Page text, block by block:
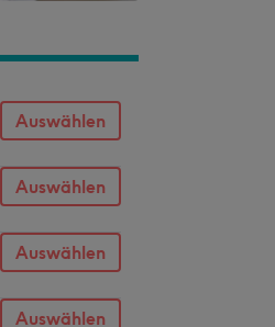
Auswählen
Auswählen
Auswählen
Auswählen